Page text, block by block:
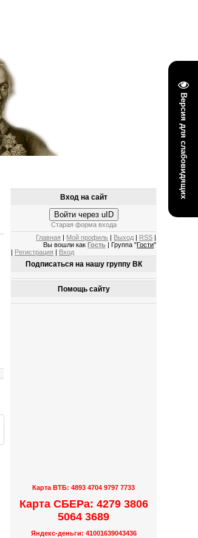
Версия для слабовидящих
Вход на сайт
Войти через uID
Старая форма входа
Главная
Мой профиль Выход RSS
Вы вошли как Гость | Группа "Гости"
Регистрация Вход
Подписаться на нашу группу ВК
Помощь сайту
Карта ВТБ: 4893 4704 9797 7733
Карта СБЕРа: 4279 3806
5064 3689
Яндекс-деньги: 41001639043436